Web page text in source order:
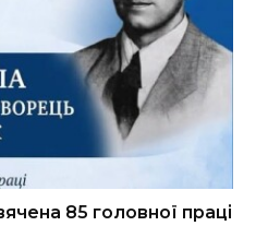
85 головної праці